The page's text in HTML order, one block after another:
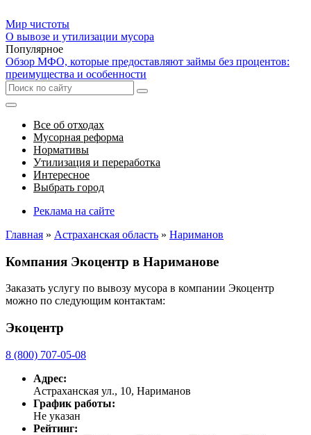
Мир чистоты
О вывозе и утилизации мусора
Популярное
Обзор МФО, которые предоставляют займы без процентов:
преимущества и особенности
Все об отходах
Мусорная реформа
Нормативы
Утилизация и переработка
Интересное
Выбрать город
Реклама на сайте
Главная » Астраханская область » Нариманов
Компания Экоцентр в Нариманове
Заказать услугу по вывозу мусора в компании Экоцентр
можно по следующим контактам:
Экоцентр
8 (800) 707-05-08
Адрес:
Астраханская ул., 10, Нариманов
График работы:
Не указан
Рейтинг: